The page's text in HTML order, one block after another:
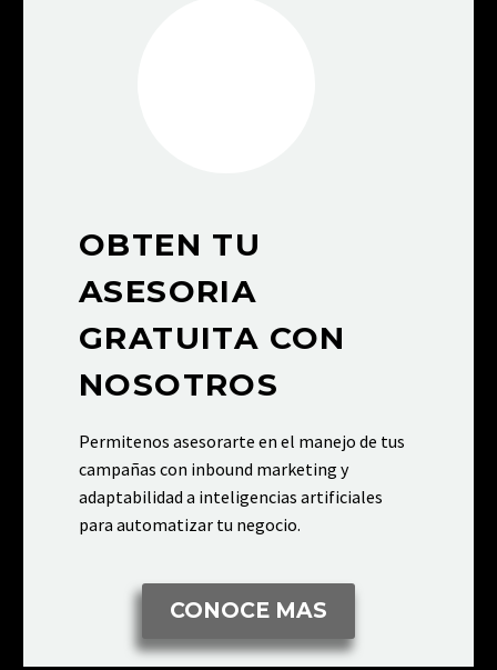
OBTEN TU
ASESORIA
GRATUITA CON
NOSOTROS
Permitenos asesorarte en el manejo de tus
campañas con inbound marketing y
adaptabilidad a inteligencias artificiales
para automatizar tu negocio.
CONOCE MAS